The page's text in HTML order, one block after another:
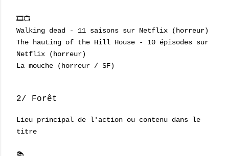
🎞📺
Walking dead - 11 saisons sur Netflix (horreur)
The hauting of the Hill House - 10 épisodes sur
Netflix (horreur)
La mouche (horreur / SF)
2/ Forêt
Lieu principal de l'action ou contenu dans le
titre